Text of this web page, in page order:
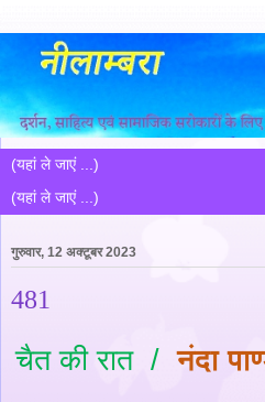
गुरुवार, 12 अक्टूबर 2023
481
चैत की रात /नंदा